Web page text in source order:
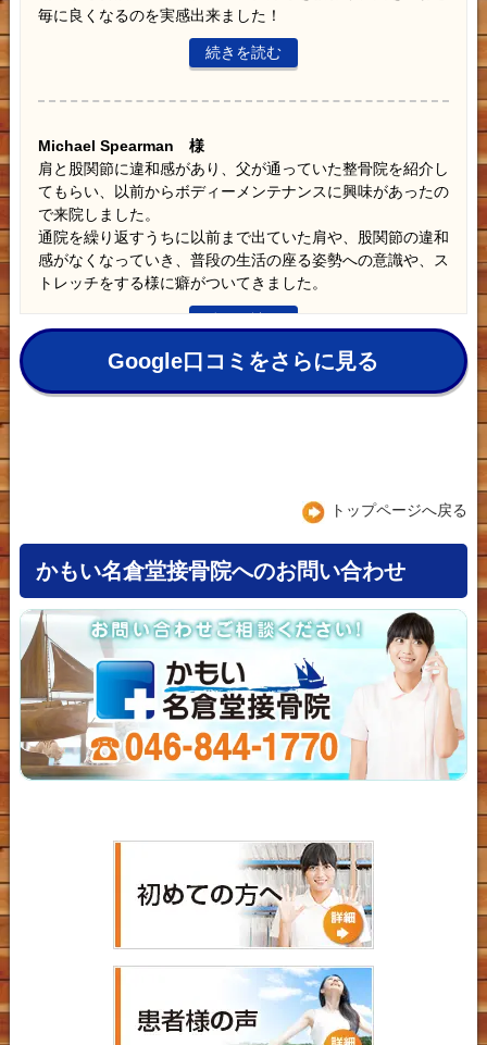
毎に良くなるのを実感出来ました！
Michael Spearman 様
肩と股関節に違和感があり、父が通っていた整骨院を紹介し
てもらい、以前からボディーメンテナンスに興味があったの
で来院しました。
通院を繰り返すうちに以前まで出ていた肩や、股関節の違和
感がなくなっていき、普段の生活の座る姿勢への意識や、ス
トレッチをする様に癖がついてきました。
純ちゃん 様
特に思い当たることなく、突然、右膝内側部分がひどく痛み
だし、自宅から50m先のゴミステーションまで行くのさえも
辛い状態でした。
そこで、ネットで「横須賀で膝の痛みに効く整骨院」と検索
し、自宅から近いし、治療法などの説明が明瞭だったので当
院を選び、翌々日から通院開始。
渡部圭太郎 様
30代男性です。長時間歩いていると右の股関節が痛くなる
癖があったため、改善したいと思い通うことにしました。
初回の施術で、私の場合は骨盤の歪みと股関節周りの筋肉の
硬さが痛みの原因だとわかり、その後のスタッフの方々の丁
寧な施術のおかげで症状は改善に向かっています。以下に良
Google口コミをさらに見る
トップページへ戻る
かもい名倉堂接骨院へのお問い合わせ